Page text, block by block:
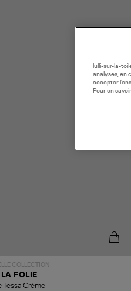
COLLECTION
FOLIE
Tessa Crème
lulli-sur-la-
analyses, en
accepter
Pour en